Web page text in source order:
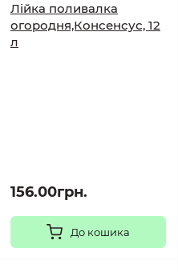
Лійка поливалка
огородня,Консенсус, 12
л
156.00грн.
До кошика